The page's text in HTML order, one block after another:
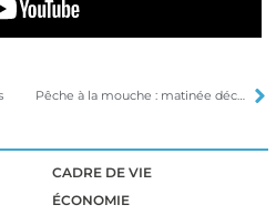
Pêche à la mouche : matinée découverte le 28 février
CADRE DE VIE
ÉCONOMIE